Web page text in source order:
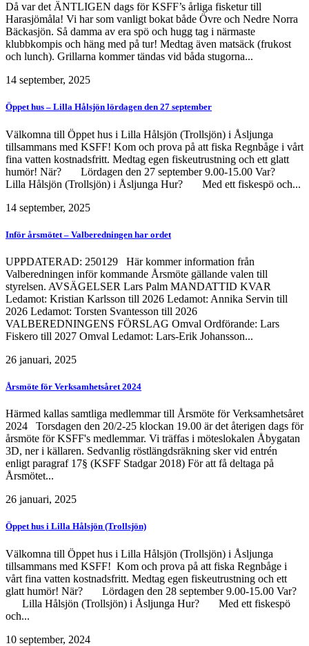
Då var det ÄNTLIGEN dags för KSFF’s årliga fisketur till
Harasjömåla! Vi har som vanligt bokat både Övre och Nedre Norra
Bäckasjön. Så damma av era spö och hugg tag i närmaste
klubbkompis och häng med på tur! Medtag även matsäck (frukost
och lunch). Grillarna kommer tändas vid båda stugorna...
14 september, 2025
Öppet hus – Lilla Hålsjön lördagen den 27 september
Välkomna till Öppet hus i Lilla Hålsjön (Trollsjön) i Åsljunga
tillsammans med KSFF! Kom och prova på att fiska Regnbåge i vårt
fina vatten kostnadsfritt. Medtag egen fiskeutrustning och ett glatt
humör! När? Lördagen den 27 september 9.00-15.00 Var?
Lilla Hålsjön (Trollsjön) i Åsljunga Hur? Med ett fiskespö och...
14 september, 2025
Inför årsmötet – Valberedningen har ordet
UPPDATERAD: 250129 Här kommer information från
Valberedningen inför kommande Årsmöte gällande valen till
styrelsen. AVSÄGELSER Lars Palm MANDATTID KVAR
Ledamot: Kristian Karlsson till 2026 Ledamot: Annika Servin till
2026 Ledamot: Torsten Svantesson till 2026
VALBEREDNINGENS FÖRSLAG Omval Ordförande: Lars
Fiskero till 2027 Omval Ledamot: Lars-Erik Johansson...
26 januari, 2025
Årsmöte för Verksamhetsåret 2024
Härmed kallas samtliga medlemmar till Årsmöte för Verksamhetsåret
2024 Torsdagen den 20/2-25 klockan 19.00 är det återigen dags för
årsmöte för KSFF's medlemmar. Vi träffas i möteslokalen Åbygatan
3D, ner i källaren. Sedvanlig röstlängdsräkning sker vid entrén
enligt paragraf 17§ (KSFF Stadgar 2018) För att få deltaga på
Årsmötet...
26 januari, 2025
Öppet hus i Lilla Hålsjön (Trollsjön)
Välkomna till Öppet hus i Lilla Hålsjön (Trollsjön) i Åsljunga
tillsammans med KSFF! Kom och prova på att fiska Regnbåge i
vårt fina vatten kostnadsfritt. Medtag egen fiskeutrustning och ett
glatt humör! När? Lördagen den 28 september 9.00-15.00 Var?
Lilla Hålsjön (Trollsjön) i Åsljunga Hur? Med ett fiskespö
och...
10 september, 2024